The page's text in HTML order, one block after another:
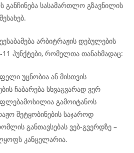
განჩინება სასამართლო გზავნილის
არბიტრაჟის დებულების
11 პუნქტები, რომელთა თანახმადაც:
უცნობია ან მისთვის
ჩაბარება სხვაგვარად ვერ
გამოიტანოს
შეტყობინების საჯაროდ
განთავსებას ვებ-გვერდზე –
კანცელარია.